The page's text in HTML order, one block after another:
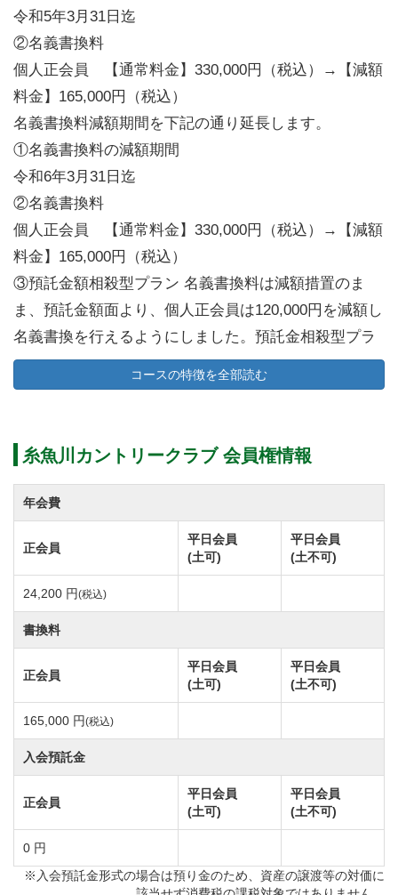
令和5年3月31日迄
②名義書換料
個人正会員 【通常料金】330,000円（税込）→【減額
料金】165,000円（税込）
名義書換料減額期間を下記の通り延長します。
①名義書換料の減額期間
令和6年3月31日迄
②名義書換料
個人正会員 【通常料金】330,000円（税込）→【減額
料金】165,000円（税込）
③預託金額相殺型プラン 名義書換料は減額措置のま
ま、預託金額面より、個人正会員は120,000円を減額し
名義書換を行えるようにしました。預託金相殺型プラ
ンは30口を限度とします。
①名義書換料の減額期間
令和7年3月31日受付分迄
②名義書換料
個人正会員 【通常料金】330,000円（税込）
→【減額料金】165,000円（税込）
③預託金額相殺型プラン
名義書換料は減額措置のまま、預託金額面より、個人
正会員は120,000円を減額し名義書換を行えるようにし
ました。預託金相殺型プランは30口を限度とします。
①名義書換料の減額期間
令和8年3月31日受付分まで
※令和7年3月31日受付分までとしていた減額期間を１
②名義書換料
【通常料金】 【減額料金】
コースの特徴を全部読む
糸魚川カントリークラブ 会員権情報
年会費
正会員
平日会員
(土可)
平日会員
(土不可)
24,200 円(税込)
書換料
正会員
平日会員
(土可)
平日会員
(土不可)
165,000 円(税込)
入会預託金
正会員
平日会員
(土可)
平日会員
(土不可)
0 円
※入会預託金形式の場合は預り金のため、資産の譲渡等の対価に